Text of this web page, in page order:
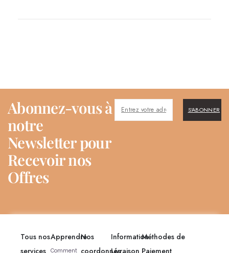
Abonnez-vous à
notre
Newsletter pour
Recevoir nos
Offres
S'ABONNER
Tous nos
services
Apprendre
Comment
Nos
coordonnés
Information
Livraison
Méthodes de
Paiement